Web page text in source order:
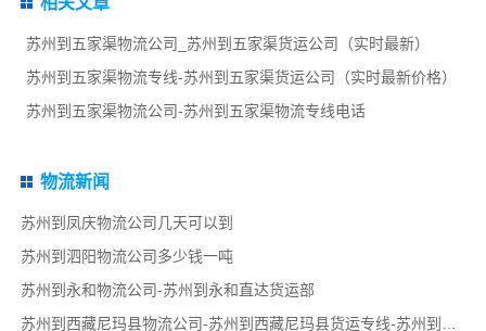
苏州到五家渠物流公司_苏州到五家渠货运公司（实时最新）
苏州到五家渠物流专线-苏州到五家渠货运公司（实时最新价格）
苏州到五家渠物流公司-苏州到五家渠物流专线电话
物流新闻
苏州到凤庆物流公司几天可以到
苏州到泗阳物流公司多少钱一吨
苏州到永和物流公司-苏州到永和直达货运部